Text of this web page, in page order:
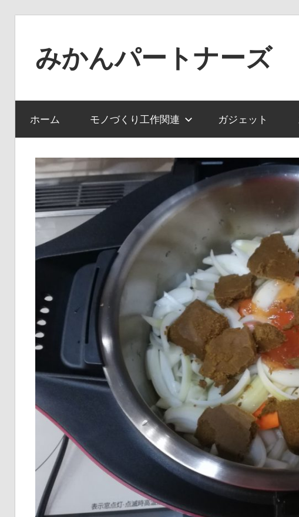
みかんパートナーズ
ー
ジ
ャ
ン
ル
で
役
に
立
た
情
報
を
界
へ
発
ホーム モノづくり工作関連 ガジェット